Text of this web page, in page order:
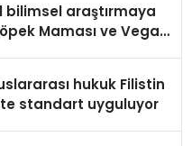
bilimsel araştırmaya
Maması ve Vegan
hukuk Filistin
standart uyguluyor